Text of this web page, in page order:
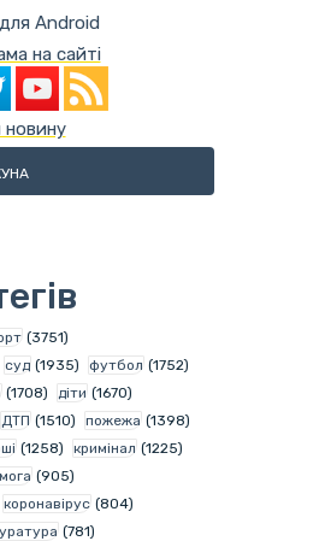
Android
на сайті
новину
(3751)
суд (1935) футбол (1752)
(1708) діти (1670)
ДТП (1510) пожежа (1398)
(1258) кримінал (1225)
(905)
коронавірус (804)
(781)